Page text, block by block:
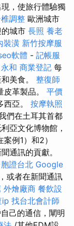
，使旅行體驗獨
調整 歐洲城市
城市 長照 養老
裝潢 新竹按摩服
軟體 - 記帳服
和 商業登記 每
美食。 整復師
革製品。 平價
亞。 按摩執照
們在土耳其首都
亞文化博物館，
例1）和2）
通訊的貢獻。
證台北 Google
或者在新聞通訊
外燴廠商 餐飲設
ip 找台北會計師
己的通信，闡明